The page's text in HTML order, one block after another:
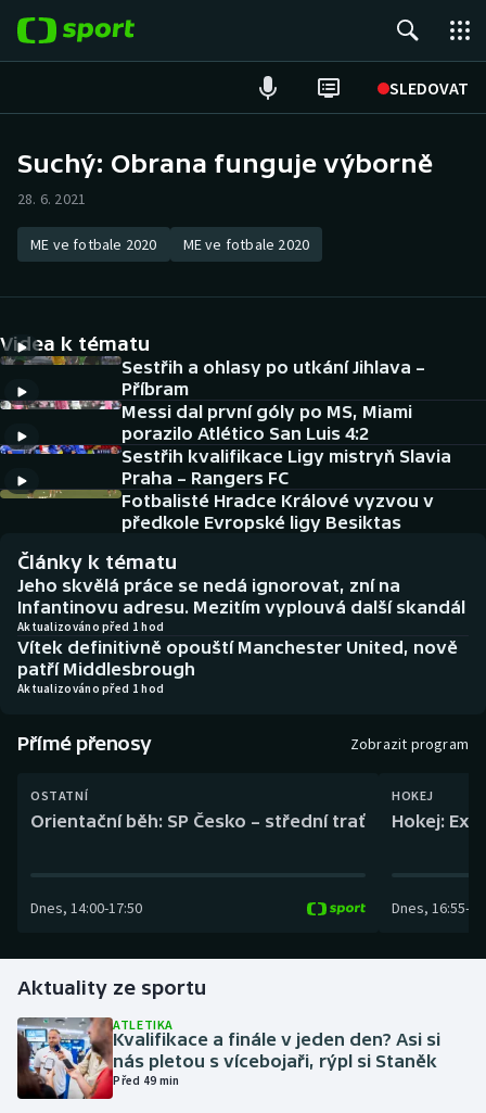
SLEDOVAT
Hokej
Tenis
Atletika
Cyklistika
DALŠÍ SPORTY
Americký fotbal
Baseball a softbal
Basketbal
Biatlon
Boby a skeleton
Dostihy
Futsal
Gymnastika
Házená
NEPŘEHLÉDNĚTE
Soutěže
Historické návraty
Aplikace ČT sport
AZ kvíz
Suchý: Obrana funguje výborně
28. 6. 2021
ME ve fotbale 2020 ME ve fotbale 2020
Videa k tématu
Sestřih a ohlasy po utkání Jihlava –
Příbram
Messi dal první góly po MS, Miami
porazilo Atlético San Luis 4:2
Sestřih kvalifikace Ligy mistryň Slavia
Praha – Rangers FC
Fotbalisté Hradce Králové vyzvou v
předkole Evropské ligy Besiktas
Články k tématu
Jeho skvělá práce se nedá ignorovat, zní na
Infantinovu adresu. Mezitím vyplouvá další skandál
Aktualizováno před 1 hod
Vítek definitivně opouští Manchester United, nově
patří Middlesbrough
Aktualizováno před 1 hod
Přímé přenosy Zobrazit program
OSTATNÍ
Orientační běh: SP Česko – střední trať
Dnes, 14:00-17:50
HOKEJ
Hokej:
Dnes, 16:55-
Aktuality ze sportu
ATLETIKA
Kvalifikace a finále v jeden den? Asi si
nás pletou s vícebojaři, rýpl si Staněk
Před 49 min